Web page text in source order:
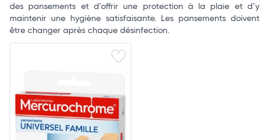
des pansements et d’offrir une protection à la plaie et d’y
maintenir une hygiène satisfaisante. Les pansements doivent
être changer après chaque désinfection.